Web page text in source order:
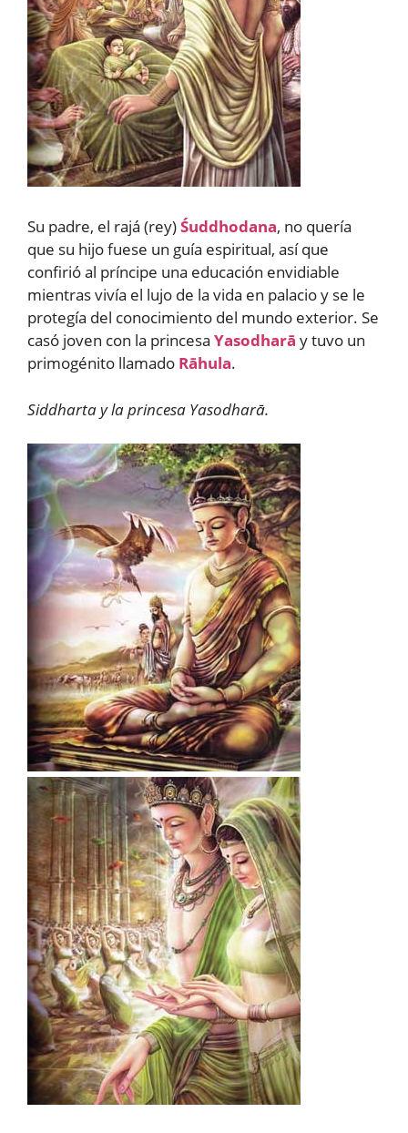
Su padre, el rajá (rey)Śuddhodana, no quería
que su hijo fuese un guía espiritual, así que
confirió al príncipe una educación envidiable
mientras vivía el lujo de la vida en palacio y se le
protegía del conocimiento del mundo exterior. Se
casó joven con la princesa Yasodharā y tuvo un
primogénito llamado Rāhula.
Siddharta y la princesa Yasodharā.